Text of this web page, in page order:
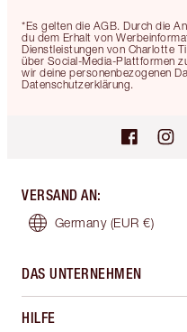
*Es gelten die AGB. Durch die
du dem Erhalt von
Dienstleistungen von Charlotte
über Social-Media-Plattformen
wir deine personenbezogenen
Datenschutzerklärung.
VERSAND AN:
Germany (EUR €)
DAS UNTERNEHMEN
HILFE